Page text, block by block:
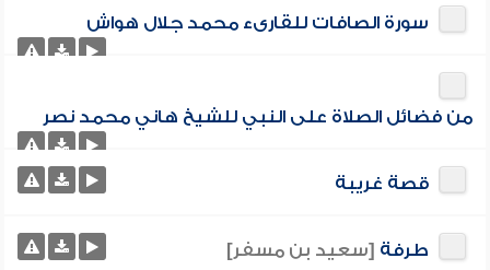
سورة الصافات للقارىء محمد جلال هواش
من فضائل الصلاة على النبي للشيخ هاني محمد نصر
قصة غريبة
طرفة [سعيد بن مسفر]